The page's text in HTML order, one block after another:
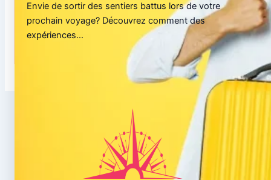
Envie de sortir des sentiers battus lors de votre
prochain voyage? Découvrez comment des
expériences...